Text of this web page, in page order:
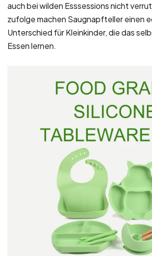
auch bei wilden Esssessions nicht
zufolge machen Saugnapfteller einen
Unterschied für Kleinkinder, die das
Essen lernen.